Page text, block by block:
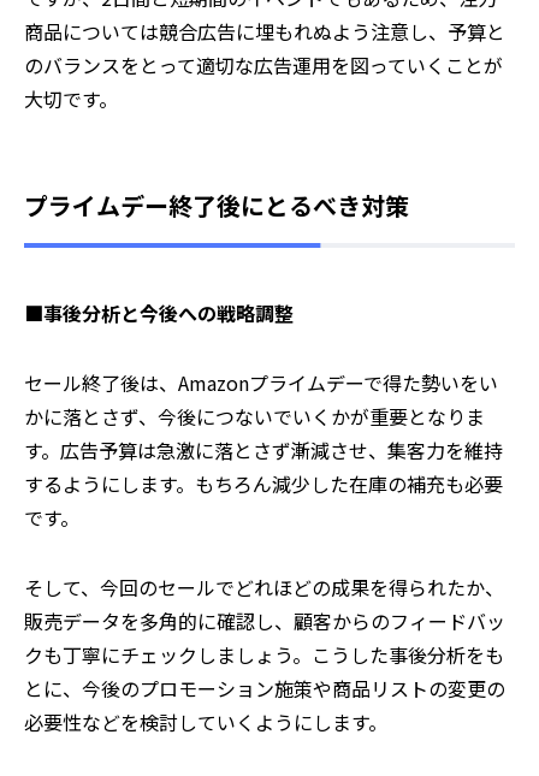
商品については競合広告に埋もれぬよう注意し、予算と
のバランスをとって適切な広告運用を図っていくことが
大切です。
プライムデー終了後にとるべき対策
■事後分析と今後への戦略調整
セール終了後は、Amazonプライムデーで得た勢いをい
かに落とさず、今後につないでいくかが重要となりま
す。広告予算は急激に落とさず漸減させ、集客力を維持
するようにします。もちろん減少した在庫の補充も必要
です。
そして、今回のセールでどれほどの成果を得られたか、
販売データを多角的に確認し、顧客からのフィードバッ
クも丁寧にチェックしましょう。こうした事後分析をも
とに、今後のプロモーション施策や商品リストの変更の
必要性などを検討していくようにします。